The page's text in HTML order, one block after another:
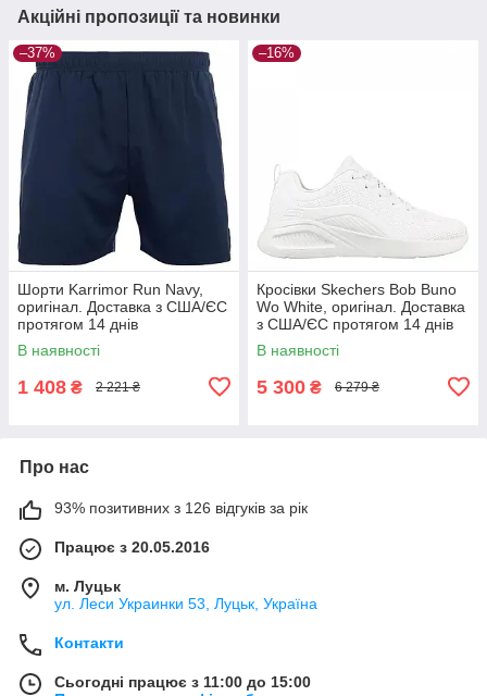
Акційні пропозиції та новинки
–37%
Шорти Karrimor Run Navy,
оригінал. Доставка з США/ЄС
протягом 14 днів
В наявності
1 408 ₴ 2 221 ₴
–16%
Кросівки Skechers Bob Buno
Wo White, оригінал. Доставка
з США/ЄС протягом 14 днів
В наявності
5 300 ₴ 6 279 ₴
Про нас
93% позитивних з 126 відгуків за рік
Працює з 20.05.2016
м. Луцьк
ул. Леси Украинки 53, Луцьк, Україна
Контакти
Сьогодні працює з 11:00 до 15:00